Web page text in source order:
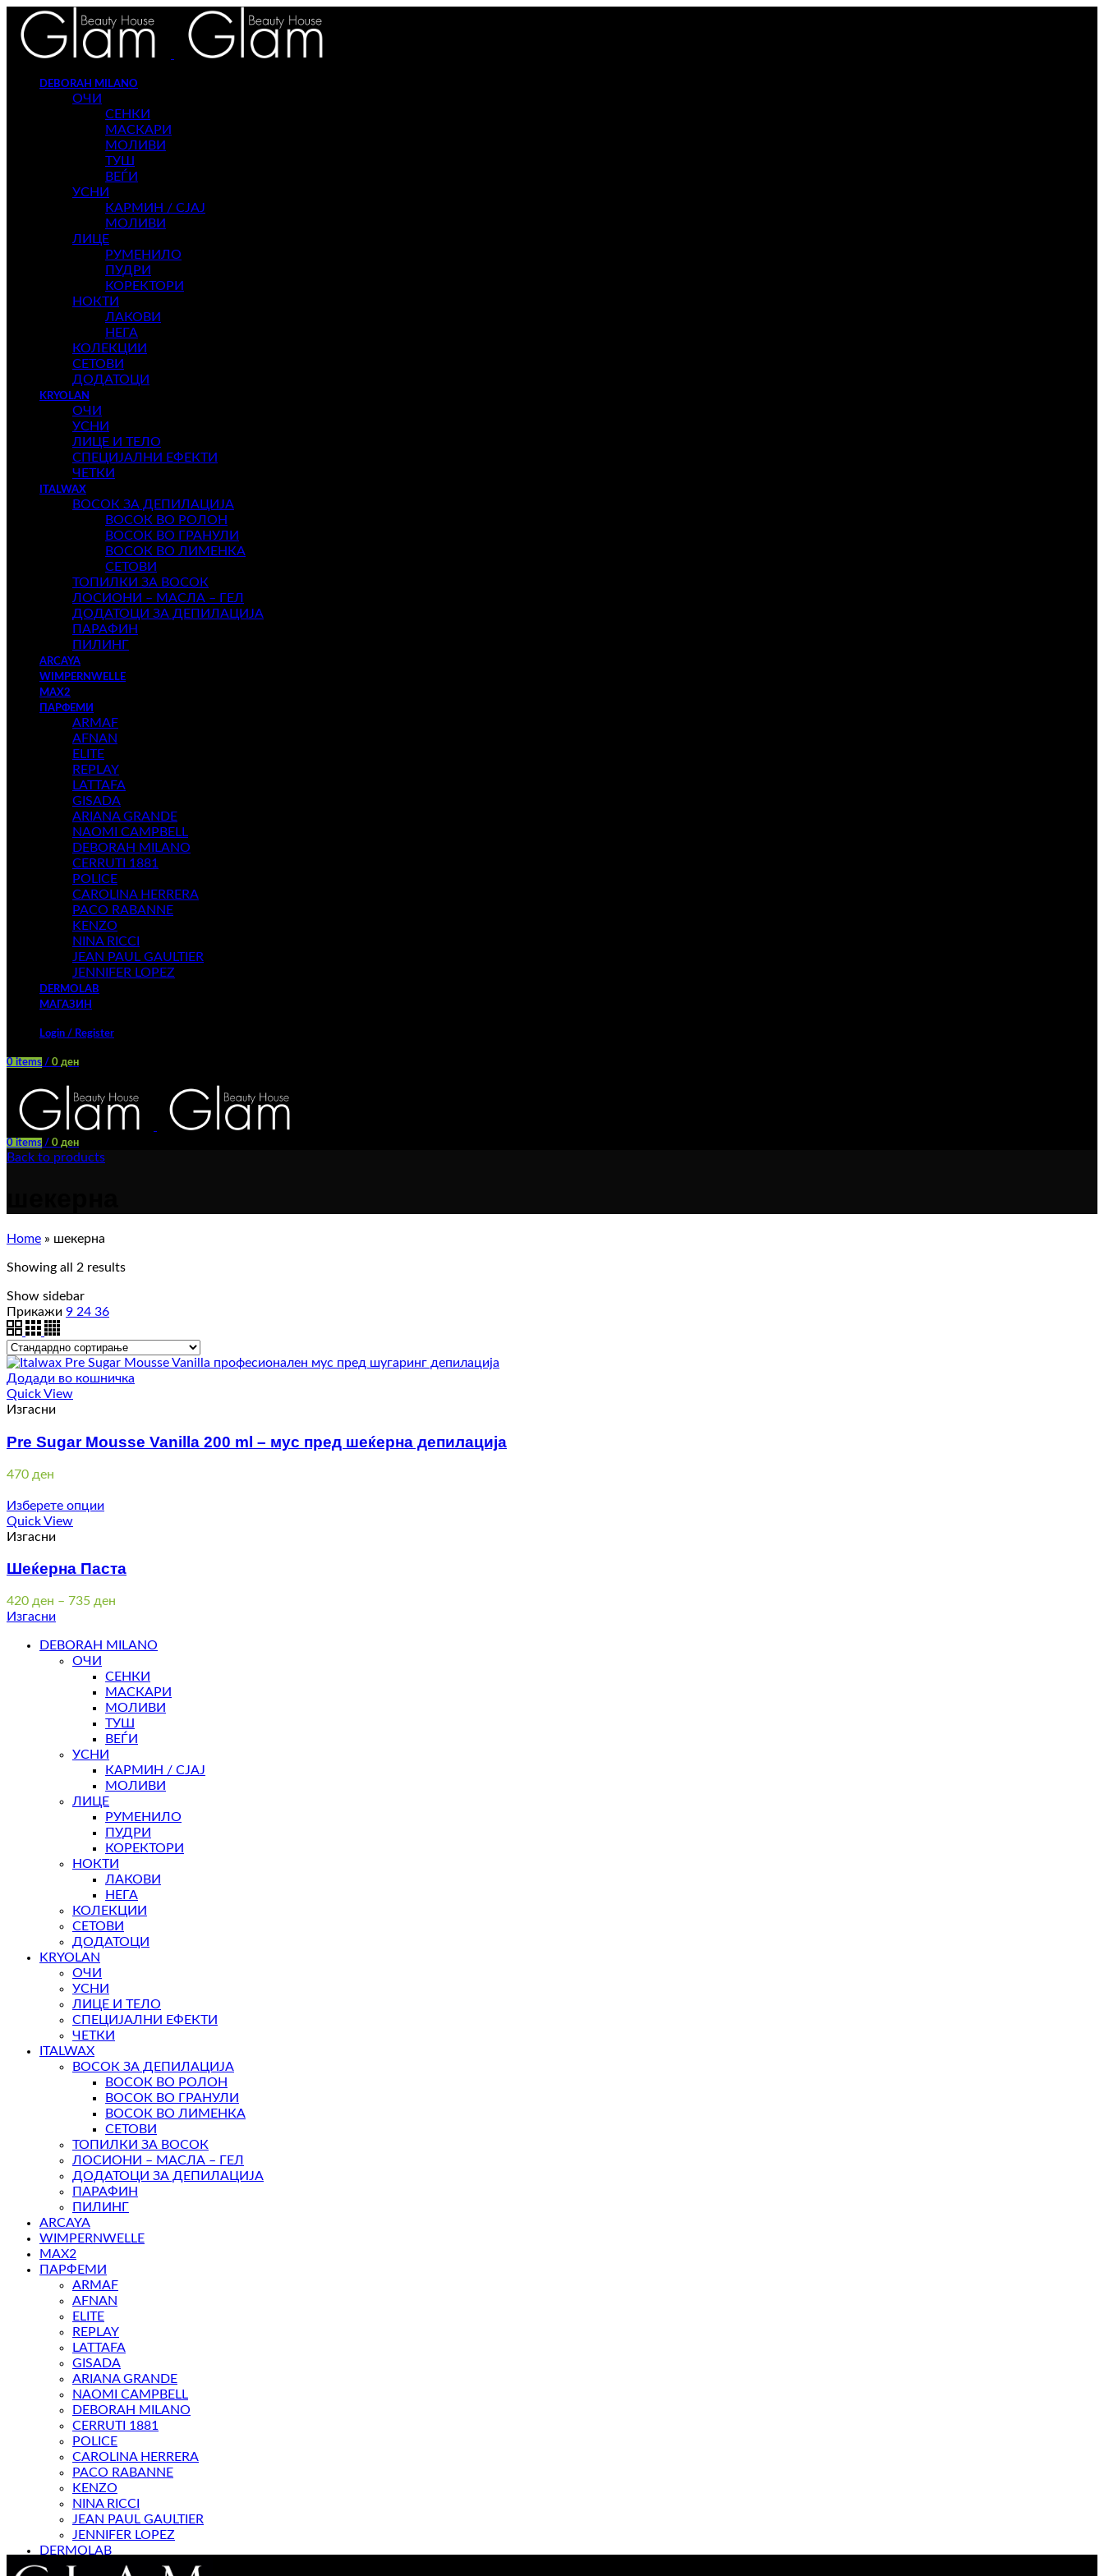
DEBORAH MILANO
ОЧИ
СЕНКИ
МАСКАРИ
МОЛИВИ
ТУШ
ВЕЃИ
УСНИ
КАРМИН / СЈАЈ
МОЛИВИ
ЛИЦЕ
РУМЕНИЛО
ПУДРИ
КОРЕКТОРИ
НОКТИ
ЛАКОВИ
НЕГА
КОЛЕКЦИИ
СЕТОВИ
ДОДАТОЦИ
KRYOLAN
ОЧИ
УСНИ
ЛИЦЕ И ТЕЛО
СПЕЦИЈАЛНИ ЕФЕКТИ
ЧЕТКИ
ITALWAX
ВОСОК ЗА ДЕПИЛАЦИЈА
ВОСОК ВО РОЛОН
ВОСОК ВО ГРАНУЛИ
ВОСОК ВО ЛИМЕНКА
СЕТОВИ
ТОПИЛКИ ЗА ВОСОК
ЛОСИОНИ – МАСЛА – ГЕЛ
ДОДАТОЦИ ЗА ДЕПИЛАЦИЈА
ПАРАФИН
ПИЛИНГ
ARCAYA
WIMPERNWELLE
MAX2
ПАРФЕМИ
ARMAF
AFNAN
ELITE
REPLAY
LATTAFA
GISADA
ARIANA GRANDE
NAOMI CAMPBELL
DEBORAH MILANO
CERRUTI 1881
POLICE
CAROLINA HERRERA
PACO RABANNE
KENZO
NINA RICCI
JEAN PAUL GAULTIER
JENNIFER LOPEZ
DERMOLAB
МАГАЗИН
Login / Register
0 items / 0 ден
0 items / 0 ден
Back to products
Home » шекерна
Showing all 2 results
Show sidebar
Прикажи 9 24 36
Додади во кошничка
Quick View
Изгасни
Pre Sugar Mousse Vanilla 200 ml – мус пред шеќерна депилација
470 ден
Изберете опции
Quick View
Изгасни
Шеќерна Паста
420 ден – 735 ден
through
Изгасни
DEBORAH MILANO
ОЧИ
СЕНКИ
МАСКАРИ
МОЛИВИ
ТУШ
ВЕЃИ
УСНИ
КАРМИН / СЈАЈ
МОЛИВИ
ЛИЦЕ
РУМЕНИЛО
ПУДРИ
КОРЕКТОРИ
НОКТИ
ЛАКОВИ
НЕГА
КОЛЕКЦИИ
СЕТОВИ
ДОДАТОЦИ
KRYOLAN
ОЧИ
УСНИ
ЛИЦЕ И ТЕЛО
СПЕЦИЈАЛНИ ЕФЕКТИ
ЧЕТКИ
ITALWAX
ВОСОК ЗА ДЕПИЛАЦИЈА
ВОСОК ВО РОЛОН
ВОСОК ВО ГРАНУЛИ
ВОСОК ВО ЛИМЕНКА
СЕТОВИ
ТОПИЛКИ ЗА ВОСОК
ЛОСИОНИ – МАСЛА – ГЕЛ
ДОДАТОЦИ ЗА ДЕПИЛАЦИЈА
ПАРАФИН
ПИЛИНГ
ARCAYA
WIMPERNWELLE
MAX2
ПАРФЕМИ
ARMAF
AFNAN
ELITE
REPLAY
LATTAFA
GISADA
ARIANA GRANDE
NAOMI CAMPBELL
DEBORAH MILANO
CERRUTI 1881
POLICE
CAROLINA HERRERA
PACO RABANNE
KENZO
NINA RICCI
JEAN PAUL GAULTIER
JENNIFER LOPEZ
DERMOLAB
МАГАЗИН